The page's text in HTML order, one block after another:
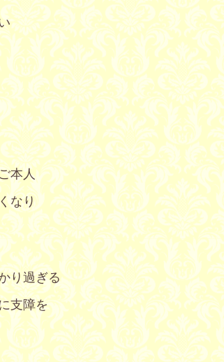
本人
なり
り過ぎる
支障を